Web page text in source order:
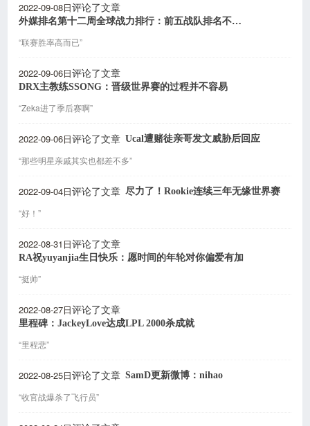
2022-09-08日评论了文章
外媒排名第十二周全球战力排行：前五战队排名不变，RNG升至第六
“联赛胜率高而已”
2022-09-06日评论了文章
DRX主教练SSONG：晋级世界赛的过程并不容易
“Zeka进了季后赛啊”
2022-09-06日评论了文章 Ucal遭赌徒亲哥发文威胁后回应
“那些明星亲戚其实也都差不多”
2022-09-04日评论了文章 尽力了！Rookie连续三年无缘世界赛
“好！”
2022-08-31日评论了文章
RA祝yuyanjia生日快乐：愿时间的年轮对你偏爱有加
“挺帅”
2022-08-27日评论了文章
里程碑：JackeyLove达成LPL 2000杀成就
“里程悲”
2022-08-25日评论了文章 SamD更新微博：nihao
“收官战爆杀了飞行员”